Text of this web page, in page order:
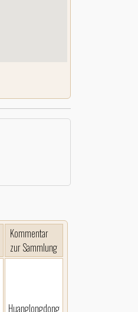
Kommentar
zur Sammlung
Huanglongdong